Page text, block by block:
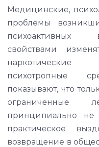
Медицинские,
проблемы
психоактивных
свойствами
наркотические
психотропные
показывают, что
ограниченные
принципиально не
практическое
возвращение в